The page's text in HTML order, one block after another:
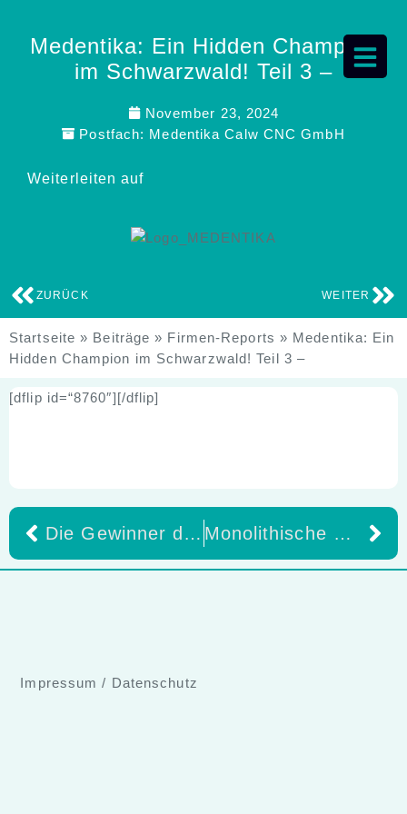
Medentika: Ein Hidden Champion
im Schwarzwald! Teil 3 –
November 23, 2024
Postfach: Medentika Calw CNC GmbH
Weiterleiten auf
ZURÜCK WEITER
Startseite » Beiträge » Firmen-Reports » Medentika: Ein
Hidden Champion im Schwarzwald! Teil 3 –
[dflip id=“8760″][/dflip]
Die Gewinner der Formnext Awards 2024 setzen neuen Maßstäbe in der Additiven Fertigung! Monolithische Restaurationen hochästhetisch und wirtschaftlich Teil 3 , Wachsmodellation -Beitrag, von ZTM Axel Seeger, Berlin
Impressum / Datenschutz